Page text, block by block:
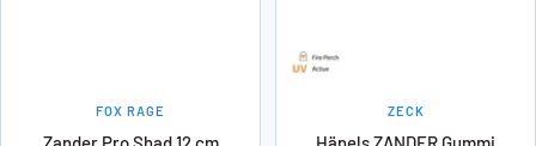
FOX RAGE ZECK